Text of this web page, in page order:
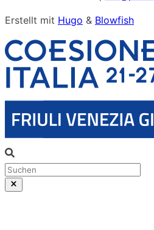
Erstellt mit Hugo & Blowfish